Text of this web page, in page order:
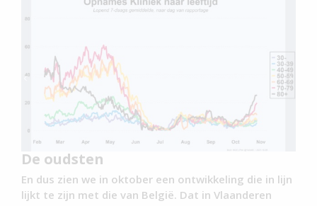
De oudsten
En dus zien we in oktober een ontwikkeling die in lijn
lijkt te zijn met die van België. Dat in Vlaanderen